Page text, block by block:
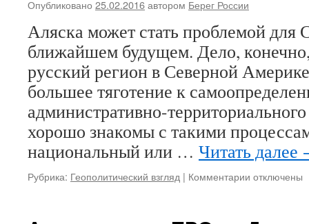
зовущие
церковному
Опубликовано 25.02.2016автором Берег России
Аляска может стать проблемой
ближайшем будущем. Дело, конечно,
русский регион в Северной
большее тяготение к
административно-
хорошо знакомы с такими
национальный или … Читать далее
Рубрика: Геополитический взгляд | Комментарии котключены